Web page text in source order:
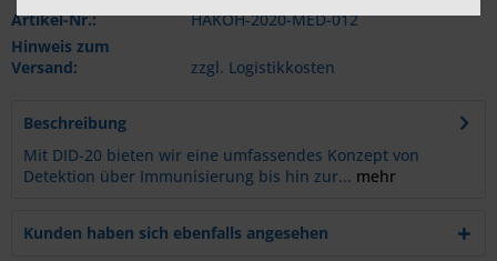
Artikel-Nr.:
HAKOH-2020-MED-012
Hinweis zum
Versand:
zzgl. Logistikkosten
Beschreibung
Mit DID-20 bieten wir eine umfassendes Konzept von
Detektion über Immunisierung bis hin zur... mehr
Kunden haben sich ebenfalls angesehen